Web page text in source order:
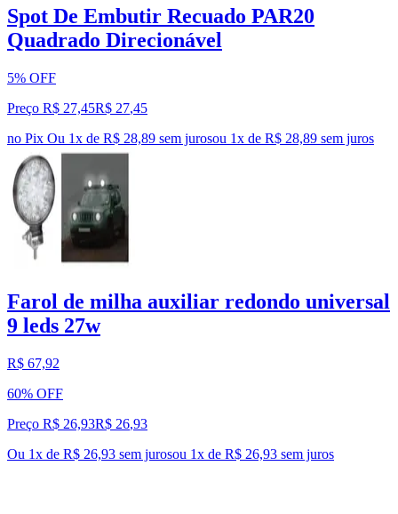
Spot De Embutir Recuado PAR20
Quadrado Direcionável
5% OFF
Preço R$ 27,45R$ 27,45
no Pix Ou 1x de R$ 28,89 sem jurosou 1x de R$ 28,89 sem juros
Farol de milha auxiliar redondo universal
9 leds 27w
R$ 67,92
60% OFF
Preço R$ 26,93R$ 26,93
Ou 1x de R$ 26,93 sem jurosou 1x de R$ 26,93 sem juros